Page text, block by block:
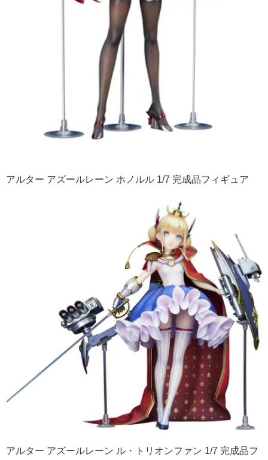
アルター アズールレーン ホノルル 1/7 完成品フィギュア
アルター アズールレーン ル・トリオンファン 1/7 完成品フ